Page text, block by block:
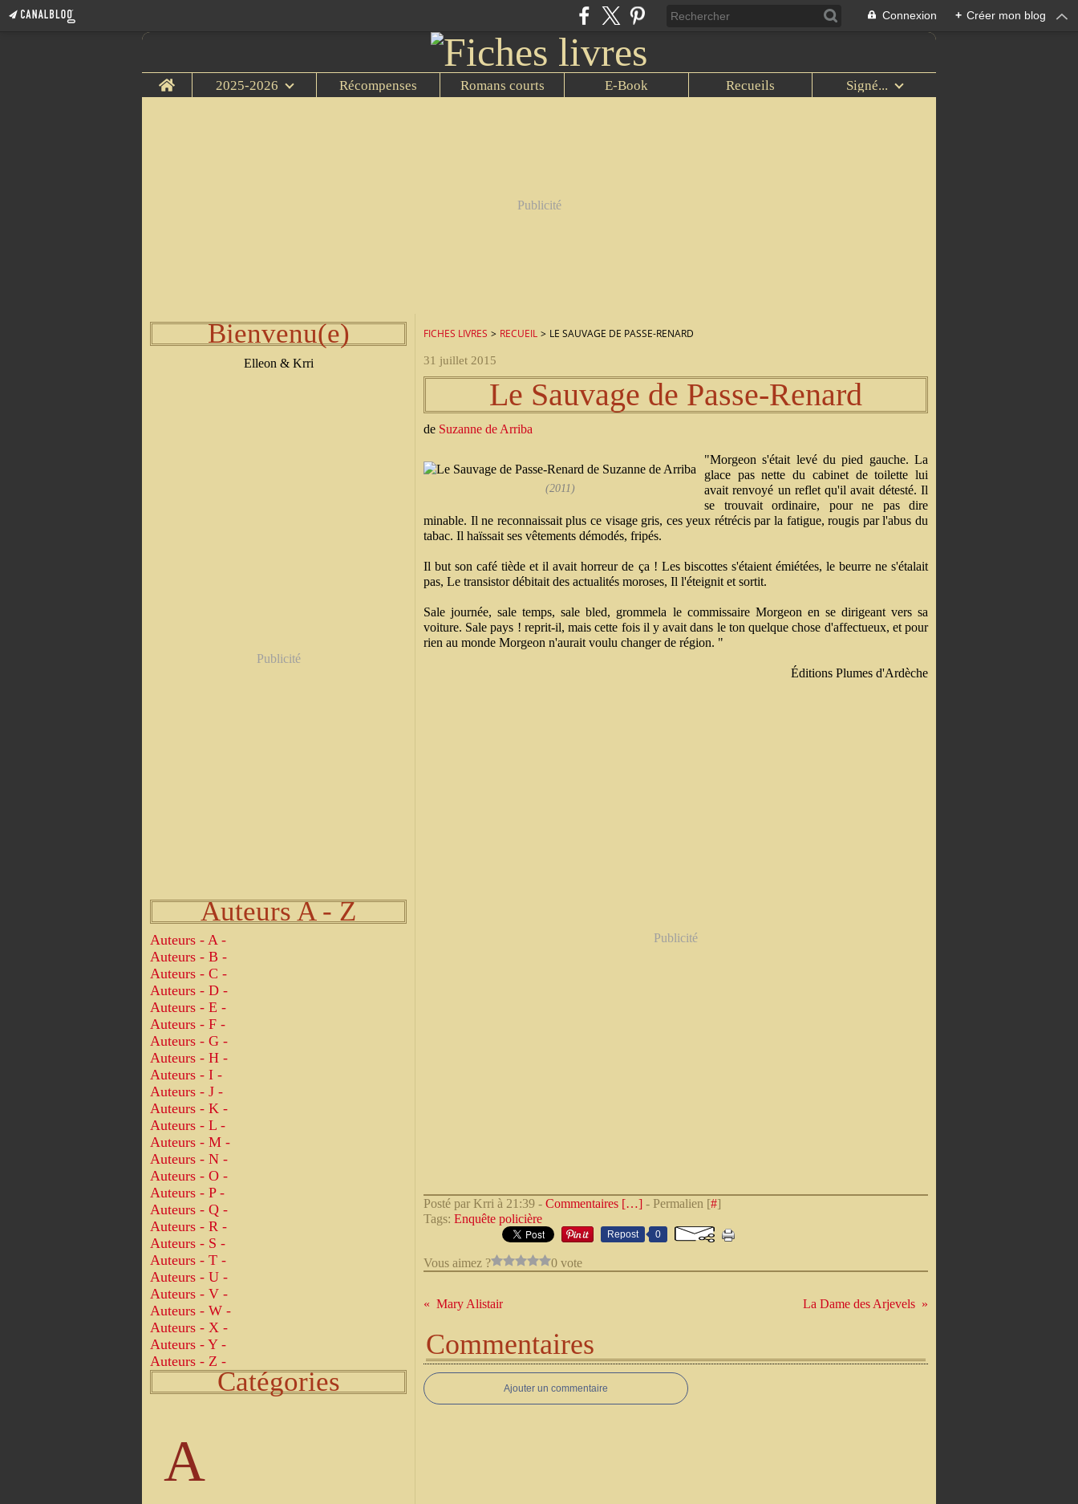
Connexion + Créer mon blog
Home 2025-2026 Récompenses Romans courts E-Book Recueils Signé...
Publicité
Bienvenu(e)
Elleon & Krri
Publicité
Auteurs A - Z
Auteurs - A -
Auteurs - B -
Auteurs - C -
Auteurs - D -
Auteurs - E -
Auteurs - F -
Auteurs - G -
Auteurs - H -
Auteurs - I -
Auteurs - J -
Auteurs - K -
Auteurs - L -
Auteurs - M -
Auteurs - N -
Auteurs - O -
Auteurs - P -
Auteurs - Q -
Auteurs - R -
Auteurs - S -
Auteurs - T -
Auteurs - U -
Auteurs - V -
Auteurs - W -
Auteurs - X -
Auteurs - Y -
Auteurs - Z -
Catégories
A
FICHES LIVRES > RECUEIL > LE SAUVAGE DE PASSE-RENARD
31 juillet 2015
Le Sauvage de Passe-Renard
de Suzanne de Arriba
(2011)
"Morgeon s'était levé du pied gauche. La
glace pas nette du cabinet de toilette lui
avait renvoyé un reflet qu'il avait détesté. Il
se trouvait ordinaire, pour ne pas dire
minable. Il ne reconnaissait plus ce visage gris, ces yeux rétrécis par la fatigue, rougis par l'abus du
tabac. Il haïssait ses vêtements démodés, fripés.
Il but son café tiède et il avait horreur de ça ! Les biscottes s'étaient émiétées, le beurre ne s'étalait
pas, Le transistor débitait des actualités moroses, Il l'éteignit et sortit.
Sale journée, sale temps, sale bled, grommela le commissaire Morgeon en se dirigeant vers sa
voiture. Sale pays ! reprit-il, mais cette fois il y avait dans le ton quelque chose d'affectueux, et pour
rien au monde Morgeon n'aurait voulu changer de région. "
Éditions Plumes d'Ardèche
Publicité
Posté par Krri à 21:39 - Commentaires […] - Permalien [#]
Tags: Enquête policière
Repost 0
Vous aimez ? 0 vote
Mary Alistair La Dame des Arjevels
Commentaires
Ajouter un commentaire